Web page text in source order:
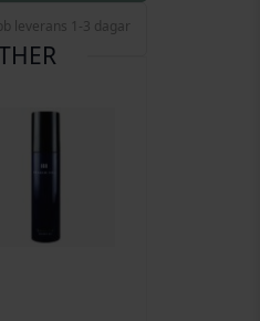
leverans 1-3 dagar